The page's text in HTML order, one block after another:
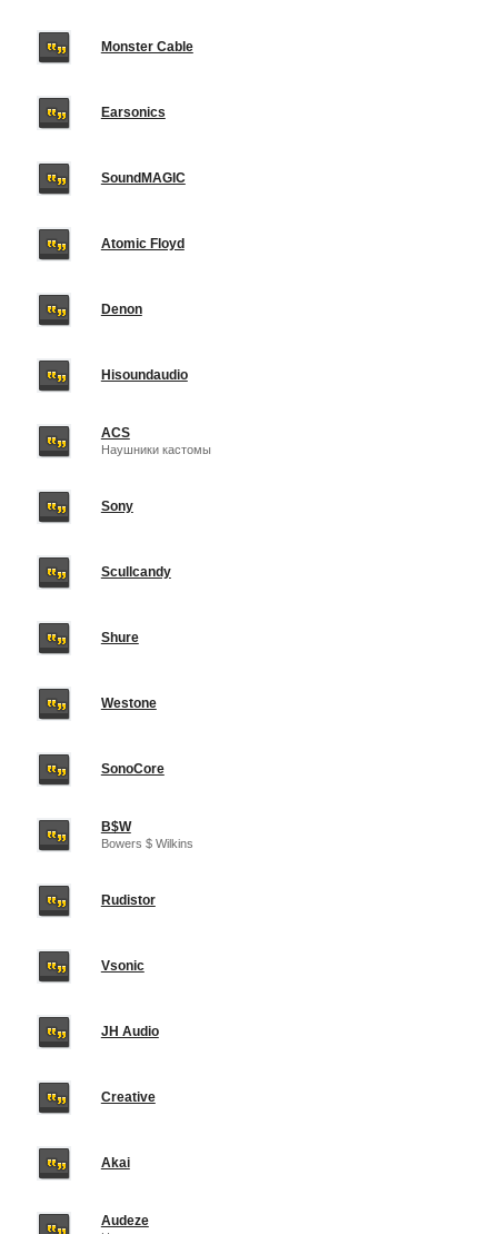
Monster Cable
Earsonics
SoundMAGIC
Atomic Floyd
Denon
Hisoundaudio
ACS
Наушники кастомы
Sony
Scullcandy
Shure
Westone
SonoCore
B$W
Bowers $ Wilkins
Rudistor
Vsonic
JH Audio
Creative
Akai
Audeze